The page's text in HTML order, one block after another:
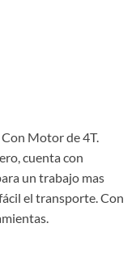
€.
Motor de 4T.
cuenta con
un trabajo mas
el transporte. Con